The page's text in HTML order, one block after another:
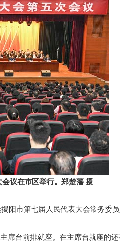
议在市区举行。郑楚藩 摄
市第七届人民代表大会常务委员
台前排就座。在主席台就座的